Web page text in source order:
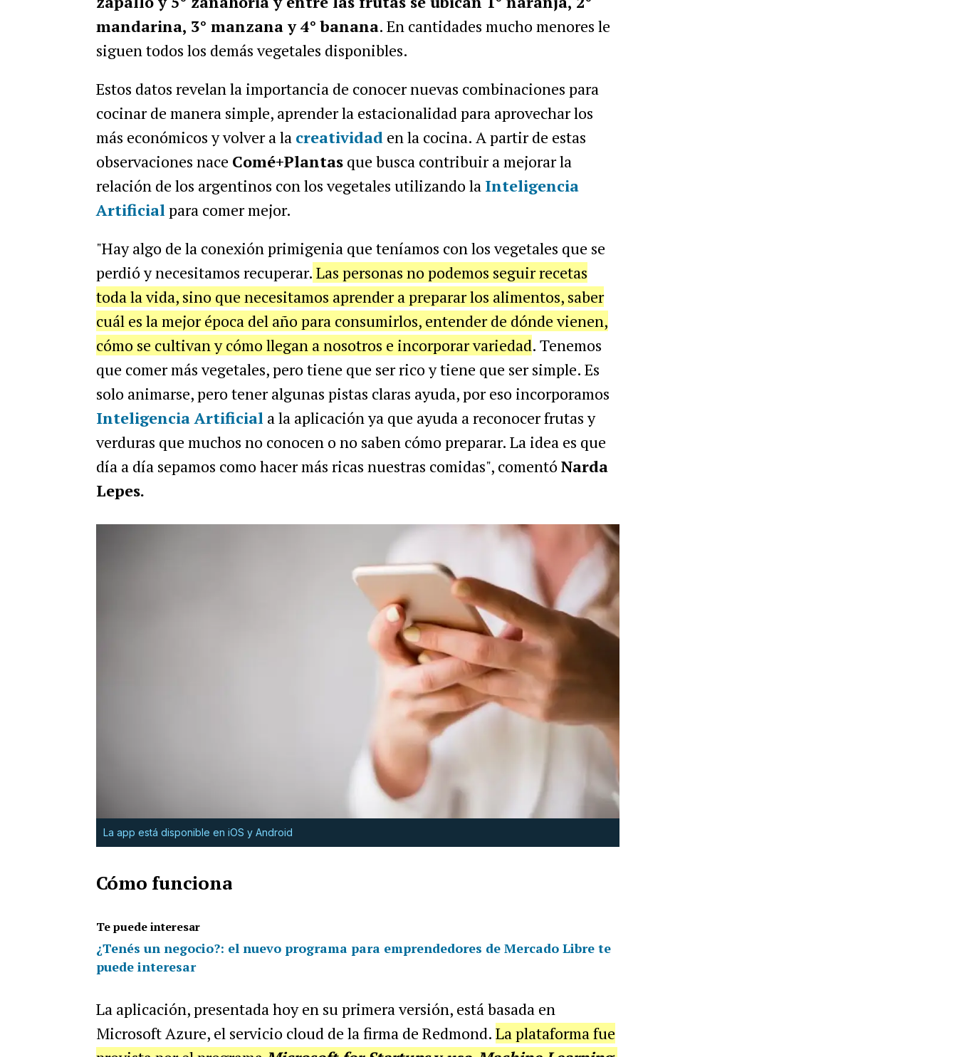
mandarina, 3° manzana y 4° banana. En cantidades mucho menores le
siguen todos los demás vegetales disponibles.
Estos datos revelan la importancia de conocer nuevas combinaciones para
cocinar de manera simple, aprender la estacionalidad para aprovechar los
más económicos y volver a la creatividaden la cocina. A partir de estas
observaciones nace Comé+Plantasque busca contribuir a mejorar la
relación de los argentinos con los vegetales utilizando la Inteligencia
Artificial para comer mejor.
"Hay algo de la conexión primigenia que teníamos con los vegetales que se
perdió y necesitamos recuperar. Las personas no podemos seguir recetas
toda la vida, sino que necesitamos aprender a preparar los alimentos, saber
cuál es la mejor época del año para consumirlos, entender de dónde vienen,
cómo se cultivan y cómo llegan a nosotros e incorporar variedad. Tenemos
que comer más vegetales, pero tiene que ser rico y tiene que ser simple. Es
solo animarse, pero tener algunas pistas claras ayuda, por eso incorporamos
Inteligencia Artificial a la aplicación ya que ayuda a reconocer frutas y
verduras que muchos no conocen o no saben cómo preparar. La idea es que
día a día sepamos como hacer más ricas nuestras comidas", comentó Narda
Lepes.
La app está disponible en iOS y Android
Cómo funciona
Te puede interesar
¿Tenés un negocio?: el nuevo programa para emprendedores de Mercado Libre te
puede interesar
La aplicación, presentada hoy en su primera versión, está basada en
Microsoft Azure, el servicio cloud de la firma de Redmond. La plataforma fue